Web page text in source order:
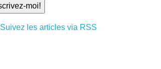
Suivez les articles via RSS